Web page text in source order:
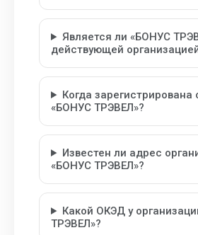
Является ли «БОНУС
действующей
Когда зарегистрирована
«БОНУС ТРЭВЕЛ»?
Известен ли адрес
«БОНУС ТРЭВЕЛ»?
Какой ОКЭД у
ТРЭВЕЛ»?